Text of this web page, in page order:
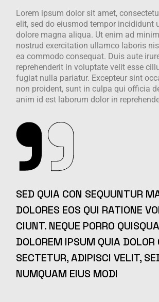
Lorem ipsum dolor sit amet,
elit, sed do eiusmod tempor incididunt
dolore magna aliqua. Ut enim ad
nostrud exercitation ullamco laboris
ea commodo consequat. Duis aute
reprehenderit in voluptate velit esse
fugiat nulla pariatur. Excepteur sint
non proident, sunt in culpa qui officia
anim id est laborum dolor in
SED QUIA CON SEQUUNTUR
DOLORES EOS QUI RATIONE
CIUNT. NEQUE PORRO
DOLOREM IPSUM QUIA DOLOR
SECTETUR, ADIPISCI VELIT,
NUMQUAM EIUS MODI